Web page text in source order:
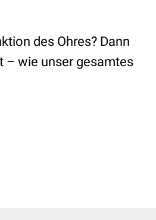
des Ohres? Dann
– wie unser gesamtes